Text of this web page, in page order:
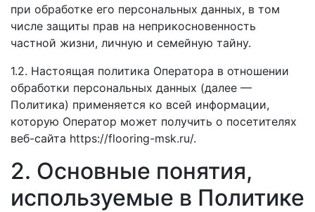
при обработке его персональных данных, в том
числе защиты прав на неприкосновенность
частной жизни, личную и семейную тайну.
1.2. Настоящая политика Оператора в отношении
обработки персональных данных (далее —
Политика) применяется ко всей информации,
которую Оператор может получить о посетителях
веб-сайта https://flooring-msk.ru/.
2. Основные понятия,
используемые в Политике